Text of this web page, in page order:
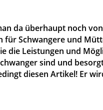
da überhaupt noch
für Schwangere und
die Leistungen und
sind und
diesen Artikel! Er